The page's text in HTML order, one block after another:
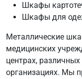
Шкафы
Шкафы для
Металлические
медицинских
центрах,
организациях. Мы